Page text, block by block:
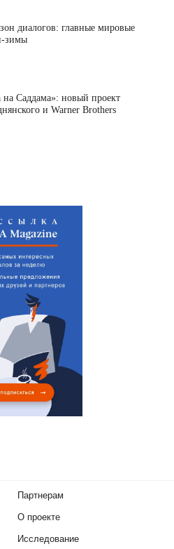
диалогов: главные мировые
зимы
на Саддама»: новый проект
и Warner Brothers
Партнерам
О проекте
Исследование